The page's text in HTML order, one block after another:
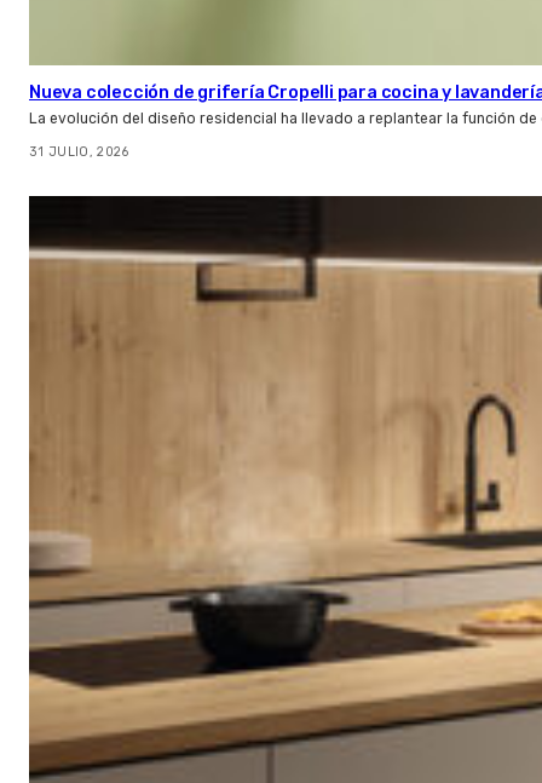
Nueva colección de grifería Cropelli para cocina y
La evolución del diseño residencial ha llevado a replantear la función
31 JULIO, 2026